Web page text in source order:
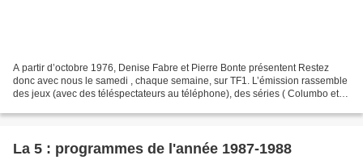
A partir d’octobre 1976, Denise Fabre et Pierre Bonte présentent Restez
donc avec nous le samedi , chaque semaine, sur TF1. L’émission rassemble
des jeux (avec des téléspectateurs au téléphone), des séries ( Columbo et
La 5 : programmes de l'année 1987-1988